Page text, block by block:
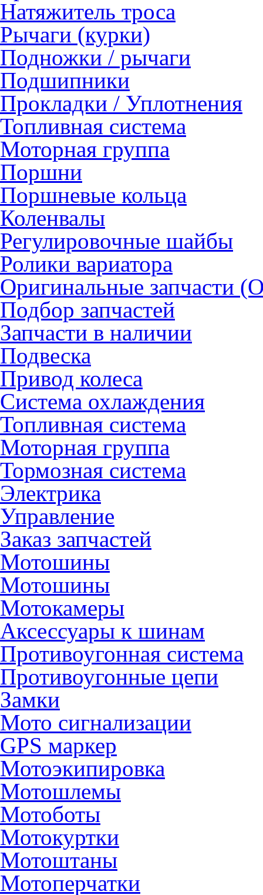
Натяжитель троса
Рычаги (курки)
Подножки / рычаги
Подшипники
Прокладки / Уплотнения
Топливная система
Моторная группа
Поршни
Поршневые кольца
Коленвалы
Регулировочные шайбы
Ролики вариатора
Оригинальные запчасти
Подбор запчастей
Запчасти в наличии
Подвеска
Привод колеса
Система охлаждения
Топливная система
Моторная группа
Тормозная система
Электрика
Управление
Заказ запчастей
Мотошины
Мотошины
Мотокамеры
Аксессуары к шинам
Противоугонная система
Противоугонные цепи
Замки
Мото сигнализации
GPS маркер
Мотоэкипировка
Мотошлемы
Мотоботы
Мотокуртки
Мотоштаны
Мотоперчатки